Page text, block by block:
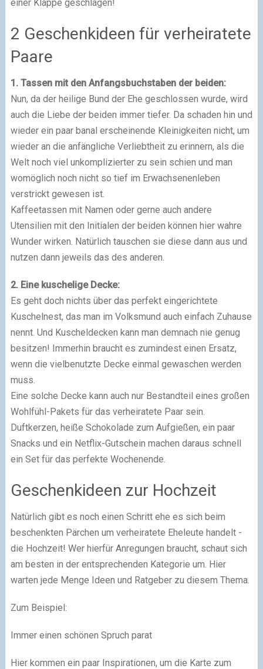
einer Klappe geschlagen!
2 Geschenkideen für verheiratete
Paare
1. Tassen mit den Anfangsbuchstaben der beiden:
Nun, da der heilige Bund der Ehe geschlossen wurde, wird
auch die Liebe der beiden immer tiefer. Da schaden hin und
wieder ein paar banal erscheinende Kleinigkeiten nicht, um
wieder an die anfängliche Verliebtheit zu erinnern, als die
Welt noch viel unkomplizierter zu sein schien und man
womöglich noch nicht so tief im Erwachsenenleben
verstrickt gewesen ist.
Kaffeetassen mit Namen oder gerne auch andere
Utensilien mit den Initialen der beiden können hier wahre
Wunder wirken. Natürlich tauschen sie diese dann aus und
nutzen dann jeweils das des anderen.
2. Eine kuschelige Decke:
Es geht doch nichts über das perfekt eingerichtete
Kuschelnest, das man im Volksmund auch einfach Zuhause
nennt. Und Kuscheldecken kann man demnach nie genug
besitzen! Immerhin braucht es zumindest einen Ersatz,
wenn die vielbenutzte Decke einmal gewaschen werden
muss.
Eine solche Decke kann auch nur Bestandteil eines großen
Wohlfühl-Pakets für das verheiratete Paar sein.
Duftkerzen, heiße Schokolade zum Aufgießen, ein paar
Snacks und ein Netflix-Gutschein machen daraus schnell
ein Set für das perfekte Wochenende.
Geschenkideen zur Hochzeit
Natürlich gibt es noch einen Schritt ehe es sich beim
beschenkten Pärchen um verheiratete Eheleute handelt -
die Hochzeit! Wer hierfür Anregungen braucht, schaut sich
am besten in der entsprechenden Kategorie um. Hier
warten jede Menge Ideen und Ratgeber zu diesem Thema.
Zum Beispiel:
Immer einen schönen Spruch parat
Hier kommen ein paar Inspirationen, um die Karte zum